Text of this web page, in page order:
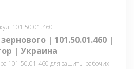
101.50.01.460
| 101.50.01.460 |
| Украина
101.50.01.460 для защиты рабочих